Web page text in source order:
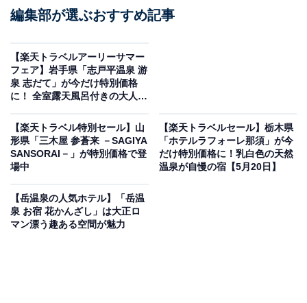
「四万温泉の50～11室のホテル・旅館」で1位を獲得し
ているのは、「四万温泉 温泉三昧の宿 四万たむら」で
編集部が選ぶおすすめ記事
【楽天トラベルアーリーサマー
フェア】岩手県「志戸平温泉 游
泉 志だて」が今だけ特別価格
に！ 全室露天風呂付きの大人の
【楽天トラベル特別セール】山
形県「三木屋 参蒼来 －SAGIYA
SANSORAI－」が特別価格で登
場中
【楽天トラベルセール】栃木県
「ホテルラフォーレ那須」が今
だけ特別価格に！乳白色の天然
温泉が自慢の宿【5月20日】
【岳温泉の人気ホテル】「岳温
泉 お宿 花かんざし」は大正ロ
マン漂う趣ある空間が魅力